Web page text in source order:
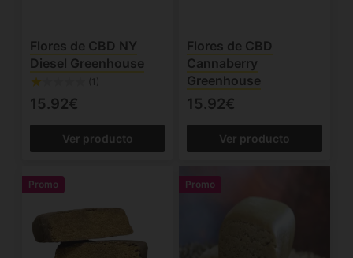
Flores de CBD NY
Diesel Greenhouse
(1)
15.92€
Ver producto
Flores de CBD
Cannaberry
Greenhouse
15.92€
Ver producto
Promo Promo